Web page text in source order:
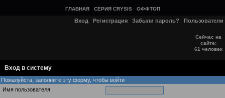
ГЛАВНАЯ СЕРИЯ CRYSIS ОФФТОП
Вход Регистрация Забыли пароль? Пользователи
Сейчас на
сайте:
61 человек
Вход в систему
Пожалуйста, заполните эту форму, чтобы войти
Имя пользователя: